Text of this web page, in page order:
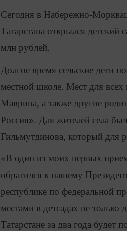
Сегодня в Набережно-
Татарстана открылся детский
млн рублей.
Долгое время сельские дети
местной школе. Мест для всех
Маврина, а также другие
Россия». Для жителей села
Гильмутдинова, который для
«В один из моих первых
обратился к нашему
республике по федеральной
местами в детсадах не только
Татарстане за два года